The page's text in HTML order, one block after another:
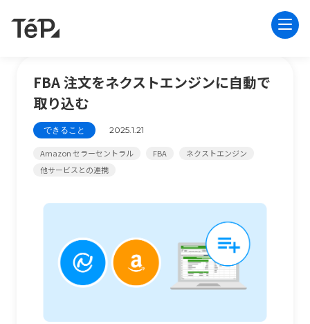
FBA 注文をネクストエンジンに自動で
取り込む
できること 2025.1.21
Amazon セラーセントラル FBA
ネクストエンジン
他サービスとの連携